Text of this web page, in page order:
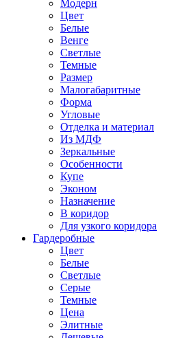
Модерн
Цвет
Белые
Венге
Светлые
Темные
Размер
Малогабаритные
Форма
Угловые
Отделка и материал
Из МДФ
Зеркальные
Особенности
Купе
Эконом
Назначение
В коридор
Для узкого коридора
Гардеробные
Цвет
Белые
Светлые
Серые
Темные
Цена
Элитные